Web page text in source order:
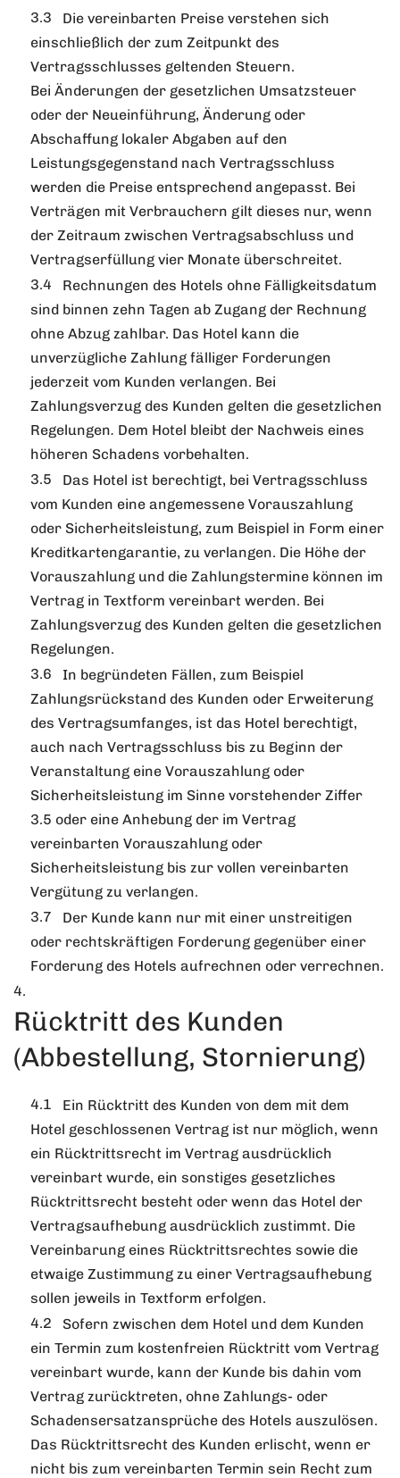
Die vereinbarten Preise verstehen sich
einschließlich der zum Zeitpunkt des
Vertragsschlusses geltenden Steuern.
Bei Änderungen der gesetzlichen Umsatzsteuer
oder der Neueinführung, Änderung oder
Abschaffung lokaler Abgaben auf den
Leistungsgegenstand nach Vertragsschluss
werden die Preise entsprechend angepasst. Bei
Verträgen mit Verbrauchern gilt dieses nur, wenn
der Zeitraum zwischen Vertragsabschluss und
Vertragserfüllung vier Monate überschreitet.
Rechnungen des Hotels ohne Fälligkeitsdatum
sind binnen zehn Tagen ab Zugang der Rechnung
ohne Abzug zahlbar. Das Hotel kann die
unverzügliche Zahlung fälliger Forderungen
jederzeit vom Kunden verlangen. Bei
Zahlungsverzug des Kunden gelten die gesetzlichen
Regelungen. Dem Hotel bleibt der Nachweis eines
höheren Schadens vorbehalten.
Das Hotel ist berechtigt, bei Vertragsschluss
vom Kunden eine angemessene Vorauszahlung
oder Sicherheitsleistung, zum Beispiel in Form einer
Kreditkartengarantie, zu verlangen. Die Höhe der
Vorauszahlung und die Zahlungstermine können im
Vertrag in Textform vereinbart werden. Bei
Zahlungsverzug des Kunden gelten die gesetzlichen
Regelungen.
In begründeten Fällen, zum Beispiel
Zahlungsrückstand des Kunden oder Erweiterung
des Vertragsumfanges, ist das Hotel berechtigt,
auch nach Vertragsschluss bis zu Beginn der
Veranstaltung eine Vorauszahlung oder
Sicherheitsleistung im Sinne vorstehender Ziffer
3.5 oder eine Anhebung der im Vertrag
vereinbarten Vorauszahlung oder
Sicherheitsleistung bis zur vollen vereinbarten
Vergütung zu verlangen.
Der Kunde kann nur mit einer unstreitigen
oder rechtskräftigen Forderung gegenüber einer
Forderung des Hotels aufrechnen oder verrechnen.
Rücktritt des Kunden
(Abbestellung, Stornierung)
Ein Rücktritt des Kunden von dem mit dem
Hotel geschlossenen Vertrag ist nur möglich, wenn
ein Rücktrittsrecht im Vertrag ausdrücklich
vereinbart wurde, ein sonstiges gesetzliches
Rücktrittsrecht besteht oder wenn das Hotel der
Vertragsaufhebung ausdrücklich zustimmt. Die
Vereinbarung eines Rücktrittsrechtes sowie die
etwaige Zustimmung zu einer Vertragsaufhebung
sollen jeweils in Textform erfolgen.
Sofern zwischen dem Hotel und dem Kunden
ein Termin zum kostenfreien Rücktritt vom Vertrag
vereinbart wurde, kann der Kunde bis dahin vom
Vertrag zurücktreten, ohne Zahlungs- oder
Schadensersatzansprüche des Hotels auszulösen.
Das Rücktrittsrecht des Kunden erlischt, wenn er
nicht bis zum vereinbarten Termin sein Recht zum